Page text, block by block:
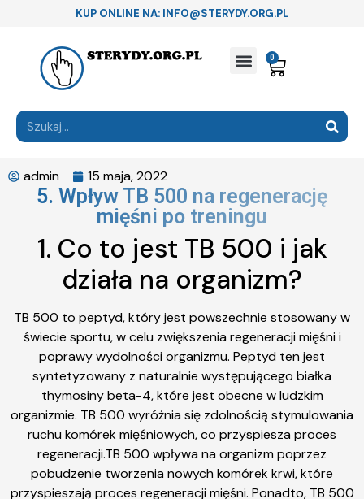
KUP ONLINE NA: INFO@STERYDY.ORG.PL
0
admin 15 maja, 2022
5. Wpływ TB 500 na regenerację
mięśni po treningu
1. Co to jest TB 500 i jak
działa na organizm?
TB 500 to peptyd, który jest powszechnie stosowany w
świecie sportu, w celu zwiększenia regeneracji mięśni i
poprawy wydolności organizmu. Peptyd ten jest
syntetyzowany z naturalnie występującego białka
thymosiny beta-4, które jest obecne w ludzkim
organizmie. TB 500 wyróżnia się zdolnością stymulowania
ruchu komórek mięśniowych, co przyspiesza proces
regeneracji.TB 500 wpływa na organizm poprzez
pobudzenie tworzenia nowych komórek krwi, które
przyspieszają proces regeneracji mięśni. Ponadto, TB 500